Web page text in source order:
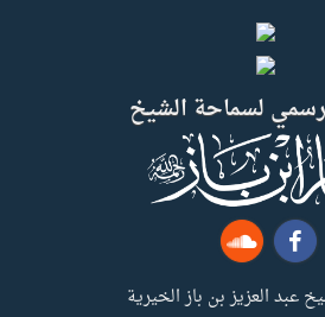
لسماحة الشيخ
عبد العزيز بن باز الخيرية